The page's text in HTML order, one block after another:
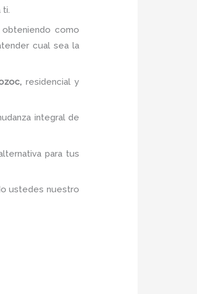
obteniendo como
cual sea la
residencial y
integral de
para tus
ustedes nuestro